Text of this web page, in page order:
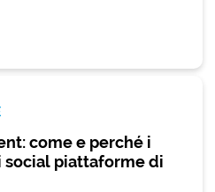
come e perché i
social piattaforme di